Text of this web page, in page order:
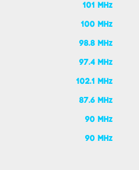
101 MHz
100 MHz
98.8 MHz
97.4 MHz
102.1 MHz
87.6 MHz
90 MHz
90 MHz